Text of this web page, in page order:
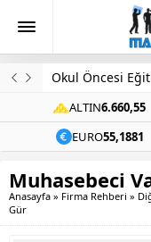
Evinde Ölü
ALTIN6.660,55
EURO55,1881
Muhasebeci
Anasayfa » Firma Rehberi »
Gür